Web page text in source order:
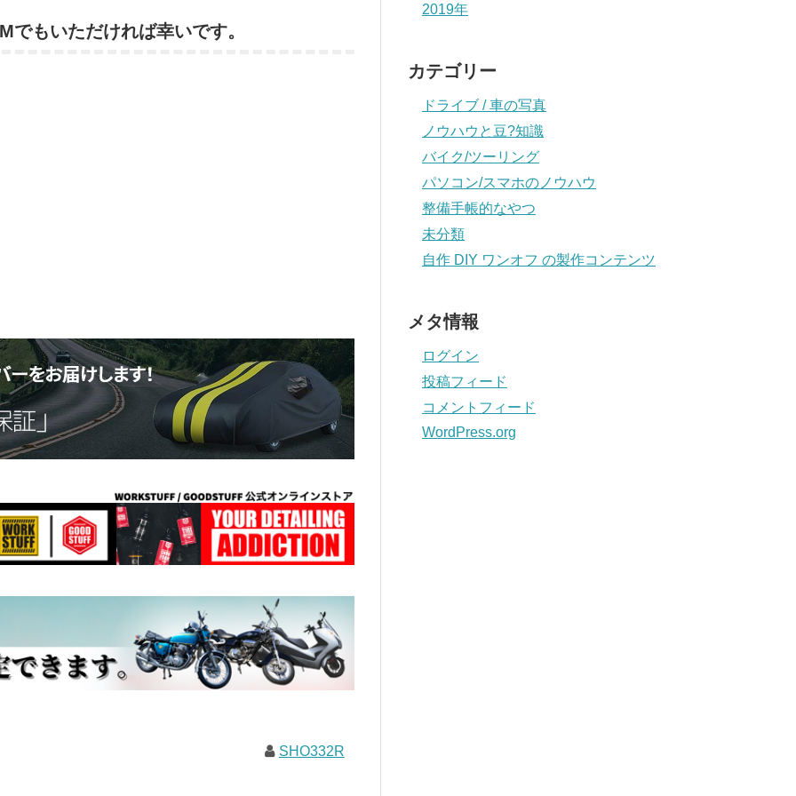
でもいただければ幸いです。
SHO332R
2019年
カテゴリー
ドライブ / 車の写真
ノウハウと豆?知識
バイク/ツーリング
パソコン/スマホのノウハウ
整備手帳的なやつ
未分類
自作 DIY ワンオフ の製作コンテンツ
メタ情報
ログイン
投稿フィード
コメントフィード
WordPress.org